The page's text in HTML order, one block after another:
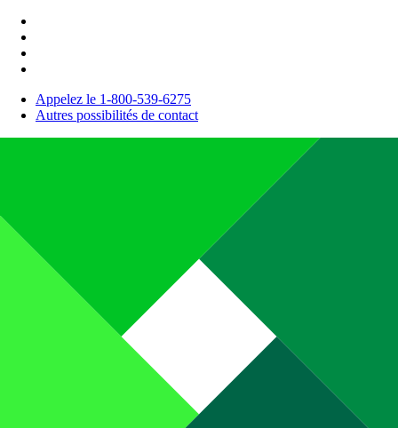
Appelez le 1-800-539-6275
Autres possibilités de contact